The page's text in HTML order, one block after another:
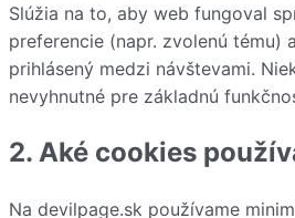
Slúžia na to, aby web fungoval
preferencie (napr. zvolenú tému)
prihlásený medzi návštevami.
nevyhnutné pre základnú
2. Aké cookies
Na devilpage.sk používame